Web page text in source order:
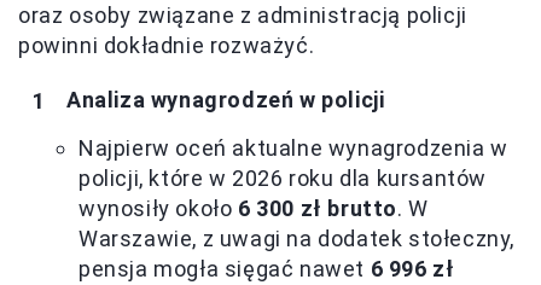
oraz osoby związane z administracją policji
powinni dokładnie rozważyć.
Analiza wynagrodzeń w policji
Najpierw oceń aktualne wynagrodzenia w
policji, które w 2026 roku dla kursantów
wynosiły około 6 300 zł brutto. W
Warszawie, z uwagi na dodatek stołeczny,
pensja mogła sięgać nawet 6 996 zł